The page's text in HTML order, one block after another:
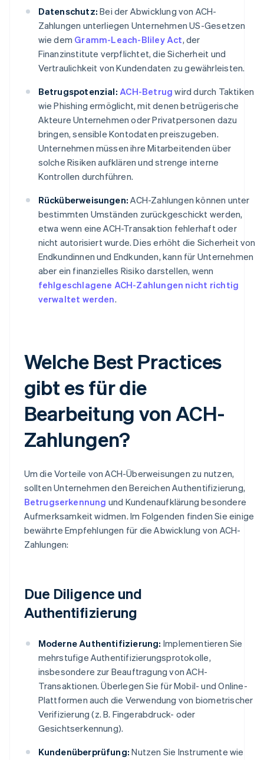
Datenschutz: Bei der Abwicklung von ACH-
Zahlungen unterliegen Unternehmen US-Gesetzen
wie dem Gramm-Leach-Bliley Act, der
Finanzinstitute verpflichtet, die Sicherheit und
Vertraulichkeit von Kundendaten zu gewährleisten.
Betrugspotenzial: ACH-Betrug wird durch Taktiken
wie Phishing ermöglicht, mit denen betrügerische
Akteure Unternehmen oder Privatpersonen dazu
bringen, sensible Kontodaten preiszugeben.
Unternehmen müssen ihre Mitarbeitenden über
solche Risiken aufklären und strenge interne
Kontrollen durchführen.
Rücküberweisungen: ACH-Zahlungen können unter
bestimmten Umständen zurückgeschickt werden,
etwa wenn eine ACH-Transaktion fehlerhaft oder
nicht autorisiert wurde. Dies erhöht die Sicherheit von
Endkundinnen und Endkunden, kann für Unternehmen
aber ein finanzielles Risiko darstellen, wenn
fehlgeschlagene ACH-Zahlungen nicht richtig
verwaltet werden.
Welche Best Practices
gibt es für die
Bearbeitung von ACH-
Zahlungen?
Um die Vorteile von ACH-Überweisungen zu nutzen,
sollten Unternehmen den Bereichen Authentifizierung,
Betrugserkennung und Kundenaufklärung besondere
Aufmerksamkeit widmen. Im Folgenden finden Sie einige
bewährte Empfehlungen für die Abwicklung von ACH-
Zahlungen:
Due Diligence und
Authentifizierung
Moderne Authentifizierung: Implementieren Sie
mehrstufige Authentifizierungsprotokolle,
insbesondere zur Beauftragung von ACH-
Transaktionen. Überlegen Sie für Mobil- und Online-
Plattformen auch die Verwendung von biometrischer
Verifizierung (z. B. Fingerabdruck- oder
Gesichtserkennung).
Kundenüberprüfung: Nutzen Sie Instrumente wie